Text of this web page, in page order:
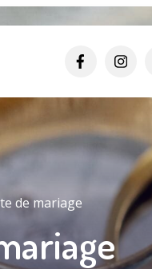
de mariage
Alertes
incidents...
vous informent en
rue Nom de la rue
les politiques de